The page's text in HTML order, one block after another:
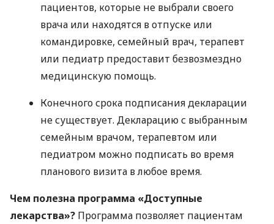
пациентов, которые не выбрали своего
врача или находятся в отпуске или
командировке, семейный врач, терапевт
или педиатр предоставит безвозмездно
медицинскую помощь.
Конечного срока подписания декларации
не существует. Декларацию с выбранным
семейным врачом, терапевтом или
педиатром можно подписать во время
планового визита в любое время.
Чем полезна программа «Доступные
лекарства»? Программа позволяет пациентам